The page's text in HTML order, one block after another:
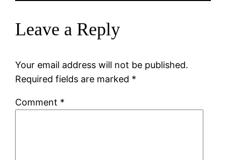
Leave a Reply
Your email address will not be published.
Required fields are marked *
Comment *